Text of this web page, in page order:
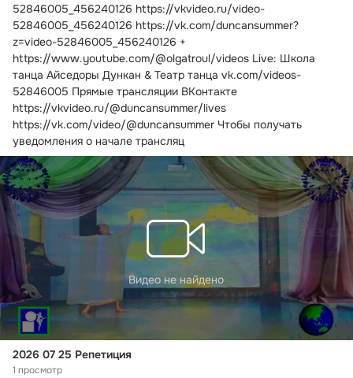
52846005_456240126 https://vkvideo.ru/video-
52846005_456240126 https://vk.com/duncansummer?
z=video-52846005_456240126 +
https://www.youtube.com/@olgatroul/videos Live: Школа
танца Айседоры Дункан & Театр танца vk.com/videos-
52846005 Прямые трансляции ВКонтакте
https://vkvideo.ru/@duncansummer/lives
https://vk.com/video/@duncansummer Чтобы получать
уведомления о начале трансляц
Видео не найдено
2026 07 25 Репетиция
1 просмотр